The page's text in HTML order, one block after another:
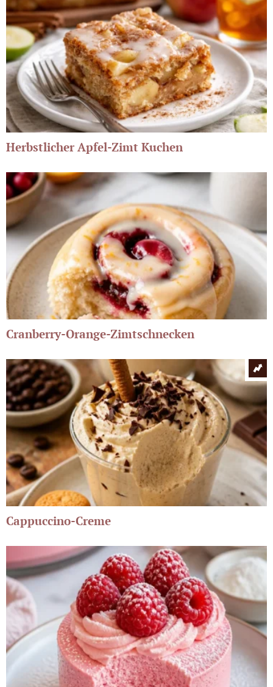
Herbstlicher Apfel-Zimt Kuchen
Cranberry-Orange-Zimtschnecken
Cappuccino-Creme